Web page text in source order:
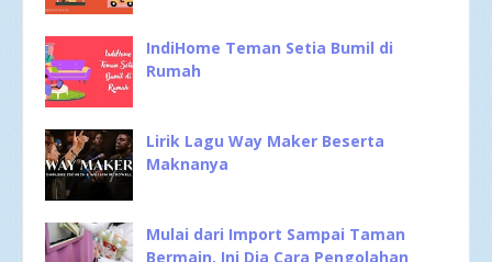
IndiHome Teman Setia Bumil di
Rumah
Lirik Lagu Way Maker Beserta
Maknanya
Mulai dari Import Sampai Taman
Bermain, Ini Dia Cara Pengolahan